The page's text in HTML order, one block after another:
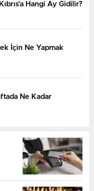
Kıbrıs’a Hangi Ay Gidilir?
İçin Ne Yapmak
Ne Kadar